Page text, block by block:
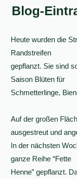
Blog-
Heute wurden die
Randstreifen
gepflanzt. Sie sind
Saison Blüten für
Schmetterlinge,
Auf der großen
ausgestreut und
In der nächsten
ganze Reihe “Fette
Henne” gepflanzt.